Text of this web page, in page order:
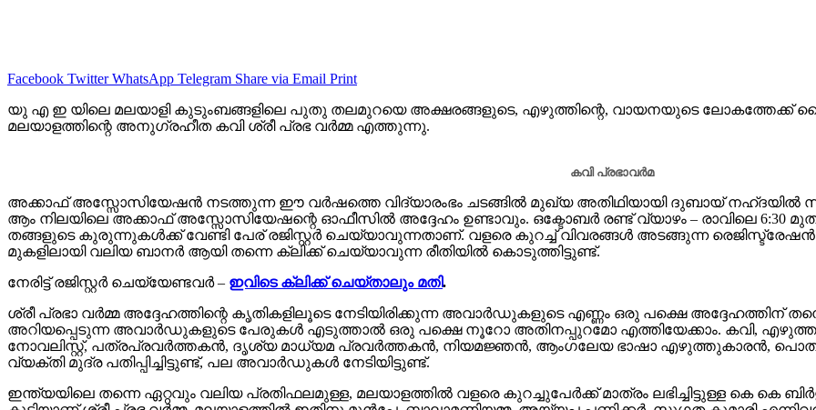
Facebook Twitter WhatsApp Telegram Share via Email Print
യു എ ഇ യിലെ മലയാളി കുടുംബങ്ങളിലെ പുതു തലമുറയെ അക്ഷരങ്ങളുടെ, എഴുത്തിന്റെ, വായനയുടെ ലോകത്തേക്ക്
മലയാളത്തിന്റെ അനുഗ്രഹീത കവി ശ്രീ പ്രഭ വർമ്മ എത്തുന്നു.
കവി പ്രഭാവർമ
അക്കാഫ് അസ്സോസിയേഷൻ നടത്തുന്ന ഈ വർഷത്തെ വിദ്യാരംഭം ചടങ്ങിൽ മുഖ്യ അതിഥിയായി ദുബായ് നഹ്ദയിൽ
ആം നിലയിലെ അക്കാഫ് അസ്സോസിയേഷന്റെ ഓഫീസിൽ അദ്ദേഹം ഉണ്ടാവും. ഒക്ടോബർ രണ്ട് വ്യാഴം – രാവിലെ 6:30
തങ്ങളുടെ കുരുന്നുകൾക്ക് വേണ്ടി പേര് രജിസ്റ്റർ ചെയ്യാവുന്നതാണ്. വളരെ കുറച്ച് വിവരങ്ങൾ അടങ്ങുന്ന രെജിസ്ട്രേഷൻ
മുകളിലായി വലിയ ബാനർ ആയി തന്നെ ക്ലിക്ക് ചെയ്യാവുന്ന രീതിയിൽ കൊടുത്തിട്ടുണ്ട്.
നേരിട്ട് രജിസ്റ്റർ ചെയ്യേണ്ടവർ – ഇവിടെ ക്ലിക്ക് ചെയ്താലും മതി.
ശ്രീ പ്രഭാ വർമ്മ അദ്ദേഹത്തിന്റെ കൃതികളിലൂടെ നേടിയിരിക്കുന്ന അവാർഡുകളുടെ എണ്ണം ഒരു പക്ഷെ അദ്ദേഹത്തിന്
അറിയപ്പെടുന്ന അവാർഡുകളുടെ പേരുകൾ എടുത്താൽ ഒരു പക്ഷെ നൂറോ അതിനപ്പുറമോ എത്തിയേക്കാം. കവി,
നോവലിസ്റ്റ്, പത്രപ്രവർത്തകൻ, ദൃശ്യ മാധ്യമ പ്രവർത്തകൻ, നിയമജ്ഞൻ, ആംഗലേയ ഭാഷാ എഴുത്തുകാരൻ,
വ്യക്തി മുദ്ര പതിപ്പിച്ചിട്ടുണ്ട്, പല അവാർഡുകൾ നേടിയിട്ടുണ്ട്.
ഇന്ത്യയിലെ തന്നെ ഏറ്റവും വലിയ പ്രതിഫലമുള്ള, മലയാളത്തിൽ വളരെ കുറച്ചുപേർക്ക് മാത്രം ലഭിച്ചിട്ടുള്ള കെ കെ